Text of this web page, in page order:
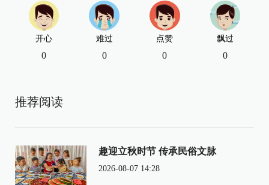
开心
0
难过
0
点赞
0
飘过
0
推荐阅读
趣迎立秋时节 传承民俗文脉
2026-08-07 14:28